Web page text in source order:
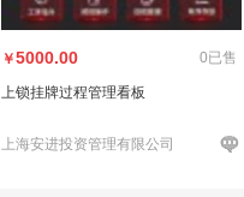
￥5000.00 0已售
上锁挂牌过程管理看板
上海安进投资管理有限公司